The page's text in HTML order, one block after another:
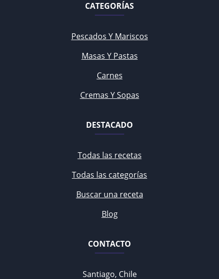
CATEGORÍAS
Pescados Y Mariscos
Masas Y Pastas
Carnes
Cremas Y Sopas
DESTACADO
Todas las recetas
Todas las categorías
Buscar una receta
Blog
CONTACTO
Santiago, Chile